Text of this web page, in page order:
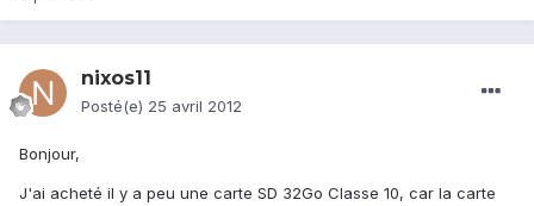
nixos11
Posté(e) 25 avril 2012
Bonjour,
J'ai acheté il y a peu une carte SD 32Go Classe 10, car la carte